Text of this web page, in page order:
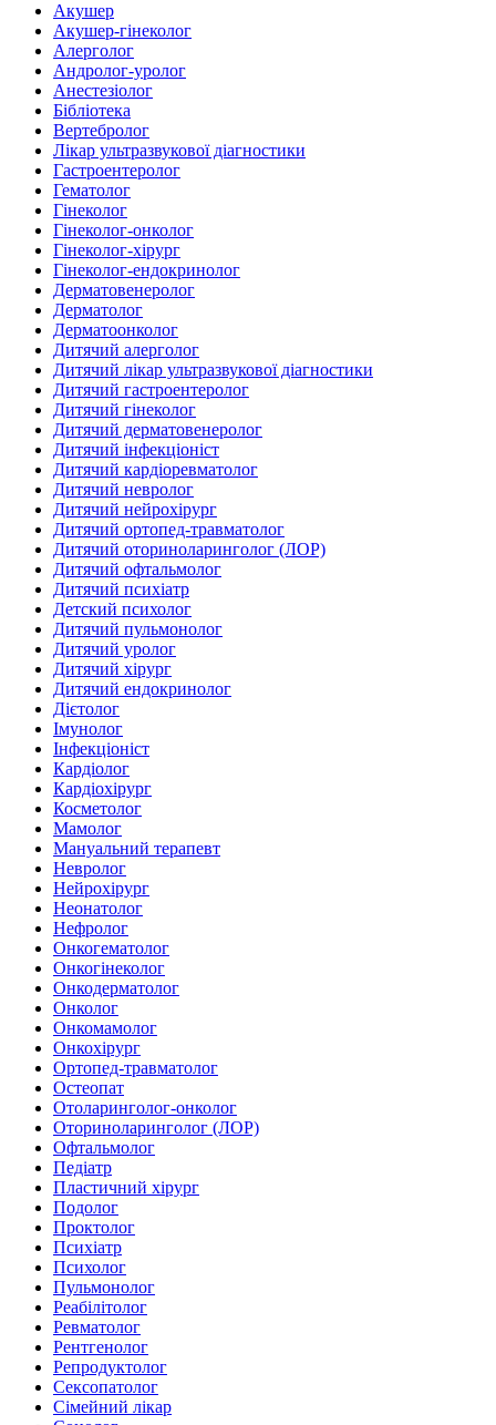
Акушер
Акушер-гінеколог
Алерголог
Андролог-уролог
Анестезіолог
Бібліотека
Вертебролог
Лікар ультразвукової діагностики
Гастроентеролог
Гематолог
Гінеколог
Гінеколог-онколог
Гінеколог-хірург
Гінеколог-ендокринолог
Дерматовенеролог
Дерматолог
Дерматоонколог
Дитячий алерголог
Дитячий лікар ультразвукової діагностики
Дитячий гастроентеролог
Дитячий гінеколог
Дитячий дерматовенеролог
Дитячий інфекціоніст
Дитячий кардіоревматолог
Дитячий невролог
Дитячий нейрохірург
Дитячий ортопед-травматолог
Дитячий оториноларинголог (ЛОР)
Дитячий офтальмолог
Дитячий психіатр
Детский психолог
Дитячий пульмонолог
Дитячий уролог
Дитячий хірург
Дитячий ендокринолог
Дієтолог
Імунолог
Інфекціоніст
Кардіолог
Кардіохірург
Косметолог
Мамолог
Мануальний терапевт
Невролог
Нейрохірург
Неонатолог
Нефролог
Онкогематолог
Онкогінеколог
Онкодерматолог
Онколог
Онкомамолог
Онкохірург
Ортопед-травматолог
Остеопат
Отоларинголог-онколог
Оториноларинголог (ЛОР)
Офтальмолог
Педіатр
Пластичний хірург
Подолог
Проктолог
Психіатр
Психолог
Пульмонолог
Реабілітолог
Ревматолог
Рентгенолог
Репродуктолог
Сексопатолог
Сімейний лікар